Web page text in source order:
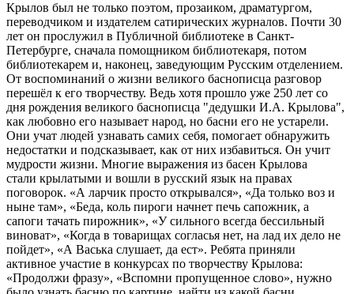
Крылов был не только поэтом, прозаиком, драматургом,
переводчиком и издателем сатирических журналов. Почти 30
лет он прослужил в Публичной библиотеке в Санкт-
Петербурге, сначала помощником библиотекаря, потом
библиотекарем и, наконец, заведующим Русским отделением.
От воспоминаний о жизни великого баснописца разговор
перешёл к его творчеству. Ведь хотя прошло уже 250 лет со
дня рождения великого баснописца "дедушки И.А. Крылова",
как любовно его называет народ, но басни его не устарели.
Они учат людей узнавать самих себя, помогает обнаружить
недостатки и подсказывает, как от них избавиться. Он учит
мудрости жизни. Многие выражения из басен Крылова
стали крылатыми и вошли в русский язык на правах
поговорок. «А ларчик просто открывался», «Да только воз и
ныне там», «Беда, коль пироги начнет печь сапожник, а
сапоги тачать пирожник», «У сильного всегда бессильный
виноват», «Когда в товарищах согласья нет, на лад их дело не
пойдет», «А Васька слушает, да ест». Ребята приняли
активное участие в конкурсах по творчеству Крылова:
«Продолжи фразу», «Вспомни пропущенное слово», нужно